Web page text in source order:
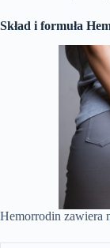
Skład i formuła
Hemorrodin zawiera